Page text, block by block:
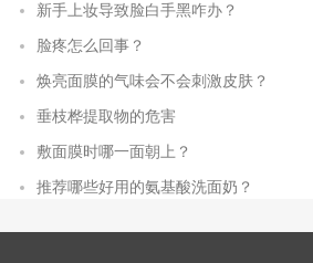
新手上妆导致脸白手黑咋办？
脸疼怎么回事？
焕亮面膜的气味会不会刺激皮肤？
垂枝桦提取物的危害
敷面膜时哪一面朝上？
推荐哪些好用的氨基酸洗面奶？